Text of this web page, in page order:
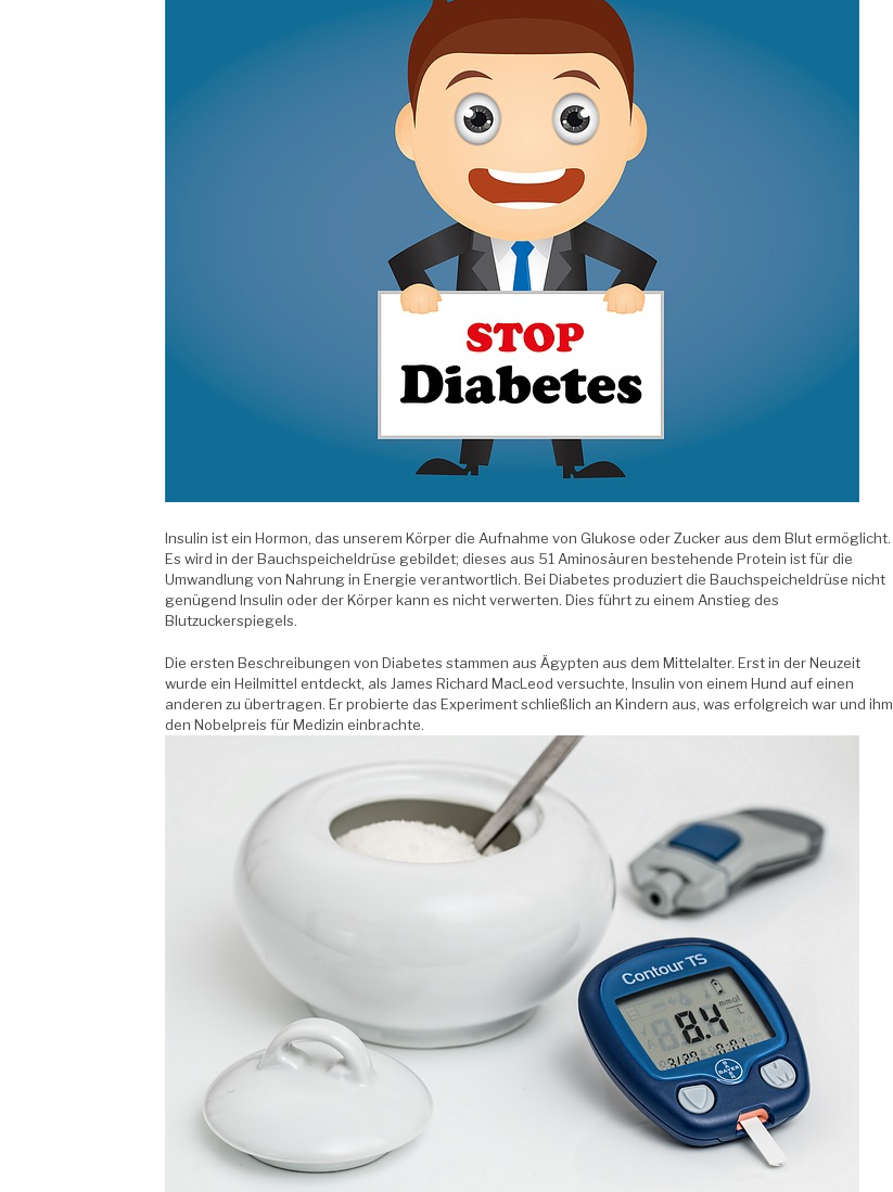
Insulin ist ein Hormon, das unserem Körper die Aufnahme von Glukose oder Zucker aus dem Blut ermöglicht.
Es wird in der Bauchspeicheldrüse gebildet; dieses aus 51 Aminosäuren bestehende Protein ist für die
Umwandlung von Nahrung in Energie verantwortlich. Bei Diabetes produziert die Bauchspeicheldrüse nicht
genügend Insulin oder der Körper kann es nicht verwerten. Dies führt zu einem Anstieg des
Blutzuckerspiegels.
Die ersten Beschreibungen von Diabetes stammen aus Ägypten aus dem Mittelalter. Erst in der Neuzeit
wurde ein Heilmittel entdeckt, als James Richard MacLeod versuchte, Insulin von einem Hund auf einen
anderen zu übertragen. Er probierte das Experiment schließlich an Kindern aus, was erfolgreich war und ihm
den Nobelpreis für Medizin einbrachte.